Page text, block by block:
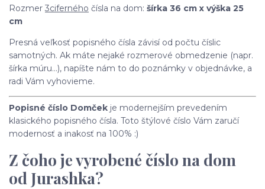
Rozmer 3ciferného čísla na dom: šírka 36 cm x výška 25
cm
Presná veľkosť popisného čísla závisí od počtu číslic
samotných. Ak máte nejaké rozmerové obmedzenie (napr.
šírka múru...), napíšte nám to do poznámky v objednávke, a
radi Vám vyhovieme.
Popisné číslo Domček je modernejším prevedením
klasického popisného čísla. Toto štýlové číslo Vám zaručí
modernosť a inakosť na 100% :)
Z čoho je vyrobené číslo na dom
od Jurashka?